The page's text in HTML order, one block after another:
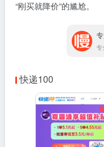
“刚买就降价”的尴尬。
快递100